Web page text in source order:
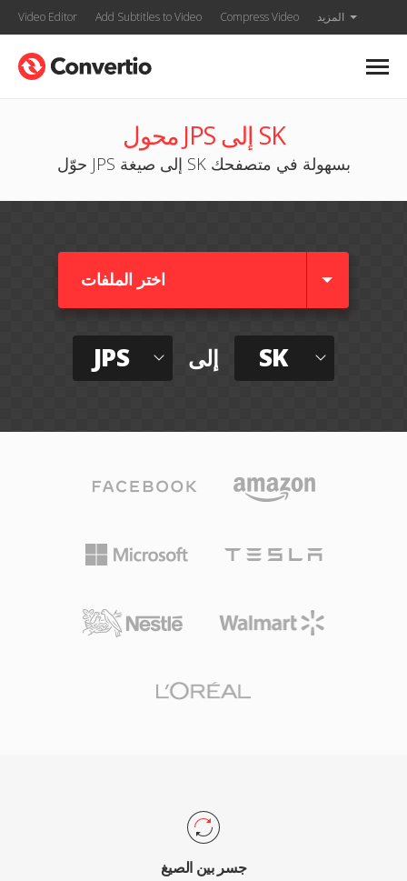
Video Editor Add Subtitles to Video Compress Video المزيد
محول JPS إلى SK
حوّل JPS إلى صيغة SK بسهولة في متصفحك
اختر الملفات
JPS إلى SK
جسر بين الصيغ